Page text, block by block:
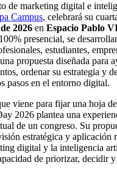
de marketing digital e
Campus, celebrará su
2026 en Espacio Pablo
presencial, se
estudiantes,
propuesta diseñada para
ordenar su estrategia y
pasos en el entorno digital.
viene para fijar una hoja
2026 plantea una
de un congreso. Su
estratégica y aplicación
digital y la inteligencia
de priorizar, decidir